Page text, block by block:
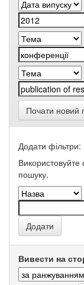
Почати новий
Додати фільтри:
Використовуйте
пошуку.
Вивести на